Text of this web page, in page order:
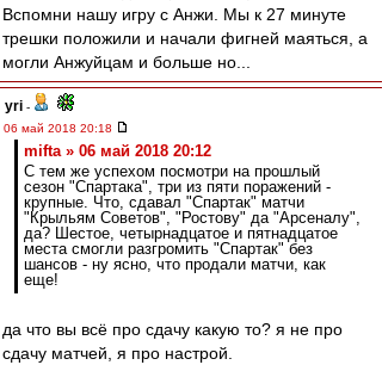
Вспомни нашу игру с Анжи. Мы к 27 минуте
трешки положили и начали фигней маяться, а
могли Анжуйцам и больше но...
yri -
06 май 2018 20:18
mifta » 06 май 2018 20:12
С тем же успехом посмотри на прошлый
сезон "Спартака", три из пяти поражений -
крупные. Что, сдавал "Спартак" матчи
"Крыльям Советов", "Ростову" да "Арсеналу",
да? Шестое, четырнадцатое и пятнадцатое
места смогли разгромить "Спартак" без
шансов - ну ясно, что продали матчи, как
еще!
да что вы всё про сдачу какую то? я не про
сдачу матчей, я про настрой.